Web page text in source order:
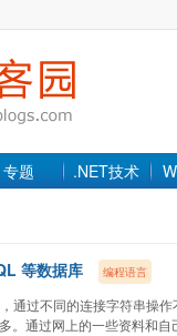
专题 .NET技术
等数据库 编程语言
通过不同的连接字符串操
。通过网上的一些资料和自